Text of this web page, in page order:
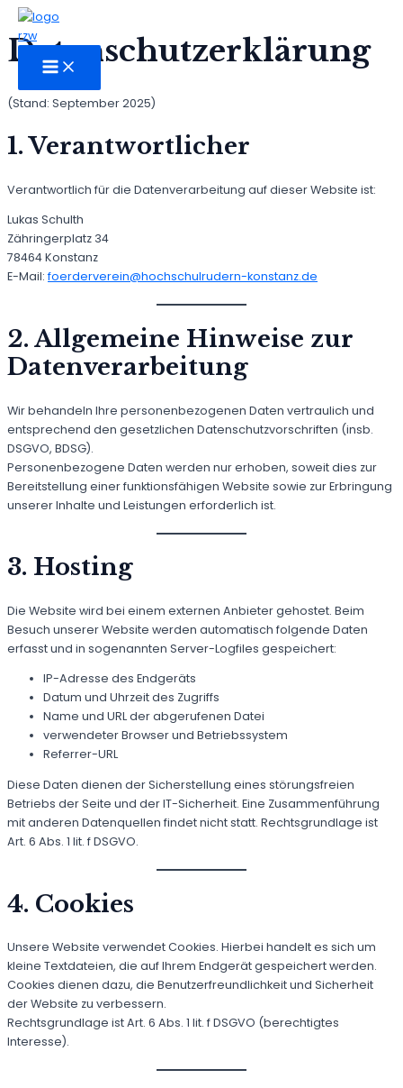
Zum
Inhalt
springen
MAIN
MENU
Datenschutzerklärung
(Stand: September 2025)
1. Verantwortlicher
Verantwortlich für die Datenverarbeitung auf dieser Website ist:
Lukas Schulth
Zähringerplatz 34
78464 Konstanz
E-Mail: foerderverein@hochschulrudern-konstanz.de
2. Allgemeine Hinweise zur
Datenverarbeitung
Wir behandeln Ihre personenbezogenen Daten vertraulich und
entsprechend den gesetzlichen Datenschutzvorschriften (insb.
DSGVO, BDSG).
Personenbezogene Daten werden nur erhoben, soweit dies zur
Bereitstellung einer funktionsfähigen Website sowie zur Erbringung
unserer Inhalte und Leistungen erforderlich ist.
3. Hosting
Die Website wird bei einem externen Anbieter gehostet. Beim
Besuch unserer Website werden automatisch folgende Daten
erfasst und in sogenannten Server-Logfiles gespeichert:
IP-Adresse des Endgeräts
Datum und Uhrzeit des Zugriffs
Name und URL der abgerufenen Datei
verwendeter Browser und Betriebssystem
Referrer-URL
Diese Daten dienen der Sicherstellung eines störungsfreien
Betriebs der Seite und der IT-Sicherheit. Eine Zusammenführung
mit anderen Datenquellen findet nicht statt. Rechtsgrundlage ist
Art. 6 Abs. 1 lit. f DSGVO.
4. Cookies
Unsere Website verwendet Cookies. Hierbei handelt es sich um
kleine Textdateien, die auf Ihrem Endgerät gespeichert werden.
Cookies dienen dazu, die Benutzerfreundlichkeit und Sicherheit
der Website zu verbessern.
Rechtsgrundlage ist Art. 6 Abs. 1 lit. f DSGVO (berechtigtes
Interesse).